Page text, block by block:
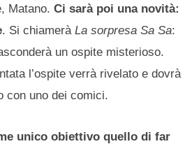
Matano.Ci sarà poi una novità:
. Si chiamerà La sorpresa Sa Sa:
un ospite misterioso.
l’ospite verrà rivelato e dovrà
con uno dei comici.
unico obiettivo quello di far